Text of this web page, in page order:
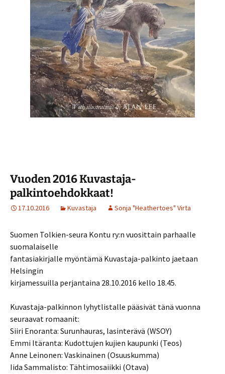
Vuoden 2016 Kuvastaja-
palkintoehdokkaat!
17.10.2016 Kuvastaja Sonja "Heathertoes" Virta
Suomen Tolkien-seura Kontu ry:n vuosittain parhaalle
suomalaiselle
fantasiakirjalle myöntämä Kuvastaja-palkinto jaetaan
Helsingin
kirjamessuilla perjantaina 28.10.2016 kello 18.45.
Kuvastaja-palkinnon lyhytlistalle pääsivät tänä vuonna
seuraavat romaanit:
Siiri Enoranta: Surunhauras, lasinterävä (WSOY)
Emmi Itäranta: Kudottujen kujien kaupunki (Teos)
Anne Leinonen: Vaskinainen (Osuuskumma)
Iida Sammalisto: Tähtimosaiikki (Otava)